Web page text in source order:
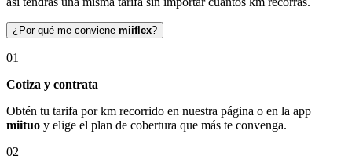
¿Por qué me conviene miiflex?
01
Cotiza y contrata
Obtén tu tarifa por km recorrido en nuestra página o en la app
miituo y elige el plan de cobertura que más te convenga.
02